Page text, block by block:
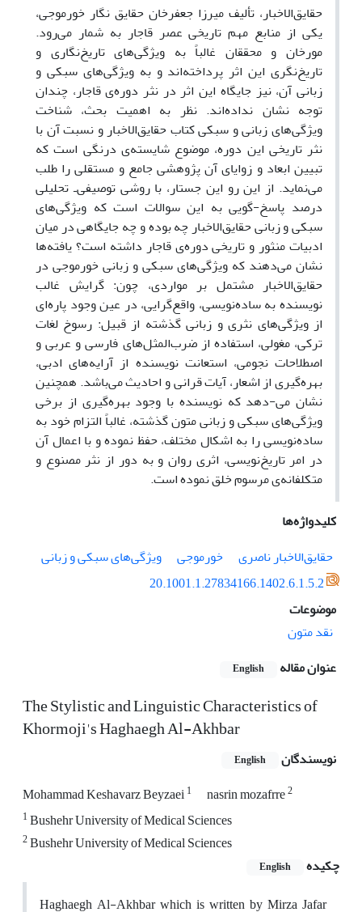
حقایق‌الاخبار، تألیف میرزا جعفرخان حقایق نگار خورموجی،
یکی از منابع مهم تاریخی عصر قاجار به شمار می‌رود.
مورخان و محققان غالباً به ویژگی‌های تاریخ‌نگاری و
تاریخ‌نگری این اثر پرداخته‌اند و به ویژگی‌های سبکی و
زبانی آن، نیز جایگاه این اثر در نثر دوره‌ی قاجار، چندان
توجه نشان نداده‌اند. نظر به اهمیت بحث، شناخت
ویژگی‌های زبانی و سبکی کتاب حقایق‌الاخبار و نسبت آن با
نثر تاریخی این دوره، موضوع شایسته‌ی درنگی است که
تبیین ابعاد و زوایای آن پژوهشی جامع و مستقلی را طلب
می‌نماید. از این رو این جستار، با روشی توصیفی‌ـ تحلیلی
درصد پاسخ-گویی به این سوالات است که ویژگی‌های
سبکی و زبانی حقایق‌الاخبار چه بوده و چه جایگاهی در میان
ادبیات منثور و تاریخی دوره‌ی قاجار داشته است؟ یافته‌ها
نشان می‌دهند که ویژگی‌های سبکی و زبانی خورموجی در
حقایق‌الاخبار مشتمل بر مواردی، چون: گرایش غالب
نویسنده به ساده‌نویسی، واقع‌گرایی، در عین وجود پاره‌ای
از ویژگی‌های نثری و زبانی گذشته از قبیل: رسوخ لغات
ترکی، مغولی، استفاده از ضرب‌المثل‌های فارسی و عربی و
اصطلاحات نجومی، استعانت نویسنده از آرایه‌های ادبی،
بهره‌گیری از اشعار، آیات قرانی و احادیث می‌باشد. همچنین
نشان می-دهد که نویسنده با وجود بهره‌گیری از برخی
ویژگی‌های سبکی و زبانی متون گذشته، غالباً التزام خود به
ساده‌نویسی را به اشکال مختلف، حفظ نموده و با اعمال آن
در امر تاریخ‌نویسی، اثری روان و به دور از نثر مصنوع و
متکلفانه‌ی مرسوم خلق نموده است.
کلیدواژه‌ها
حقایق‌الاخبار ناصری
خورموجی
ویژگی‌های سبکی و زبانی
20.1001.1.27834166.1402.6.1.5.2
موضوعات
نقد متون
عنوان مقاله
English
The Stylistic and Linguistic Characteristics of
Khormoji's Haghaegh Al-Akhbar
نویسندگان English
Mohammad Keshavarz Beyzaei1 nasrin mozafrre2
1Bushehr University of Medical Sciences
2Bushehr University of Medical Sciences
چکیده
English
Haghaegh Al-Akhbar which is written by Mirza Jafar